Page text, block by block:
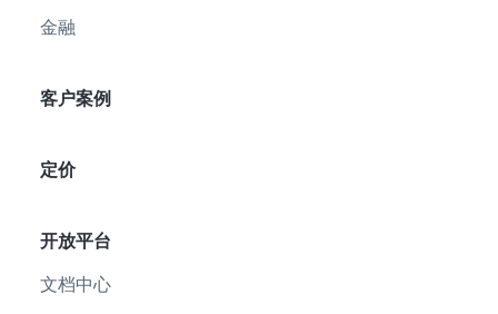
金融
客户案例
定价
开放平台
文档中心